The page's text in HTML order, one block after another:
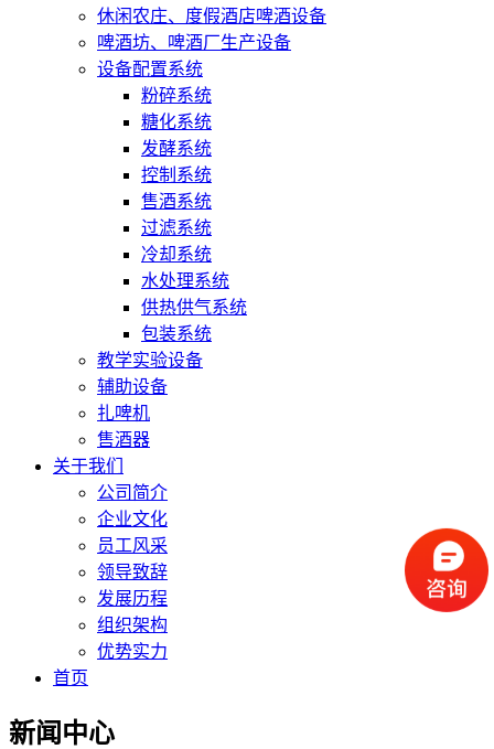
休闲农庄、度假酒店啤酒设备
啤酒坊、啤酒厂生产设备
设备配置系统
粉碎系统
糖化系统
发酵系统
控制系统
售酒系统
过滤系统
冷却系统
水处理系统
供热供气系统
包装系统
教学实验设备
辅助设备
扎啤机
售酒器
关于我们
公司简介
企业文化
员工风采
领导致辞
发展历程
组织架构
优势实力
首页
新闻中心